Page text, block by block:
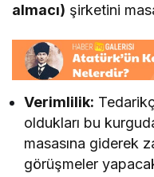
almacı) şirketini
Verimlilik:
oldukları bu
masasına giderek
görüşmeler